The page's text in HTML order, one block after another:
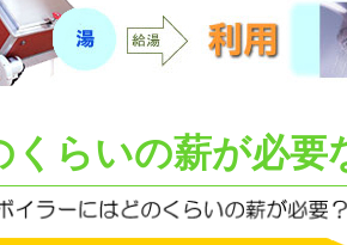
くらいの薪が必要